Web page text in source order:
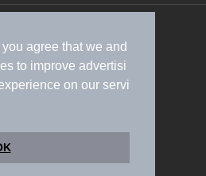
agree that we and
to improve advertisi
on our servi
請求）
広告出稿のご案内
スタイルMEMBERS+規約
く表記
ヘルプ
採用情報